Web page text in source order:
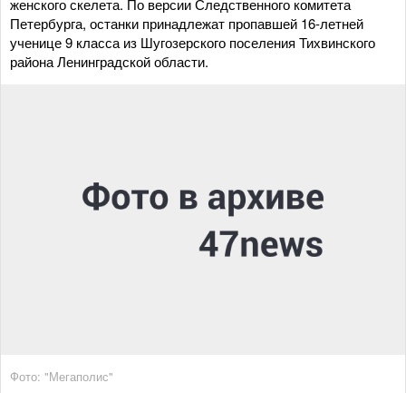
женского скелета. По версии Следственного комитета
Петербурга, останки принадлежат пропавшей 16-летней
ученице 9 класса из Шугозерского поселения Тихвинского
района Ленинградской области.
Фото: "Мегаполис"